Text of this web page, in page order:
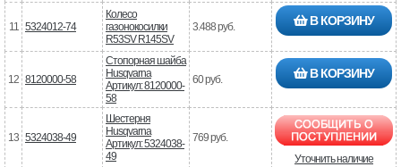
11 5324012-74
Колесо
газонокосилки
R53SV R145SV
3.488 руб. В КОРЗИНУ
12 8120000-58
Стопорная шайба
Husqvarna
Артикул: 8120000-
58
60 руб. В КОРЗИНУ
13 5324038-49
Шестерня
Husqvarna
Артикул: 5324038-
49
769 руб.
Уточнить наличие